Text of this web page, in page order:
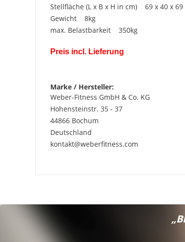
Stellfläche (L x B x H in cm) 69 x 40 x 69
Gewicht 8kg
max. Belastbarkeit 350kg
Preis incl. Lieferung
Marke / Hersteller:
Weber-Fitness GmbH & Co. KG
Hohensteinstr. 35 - 37
44866 Bochum
Deutschland
kontakt@weberfitness.com